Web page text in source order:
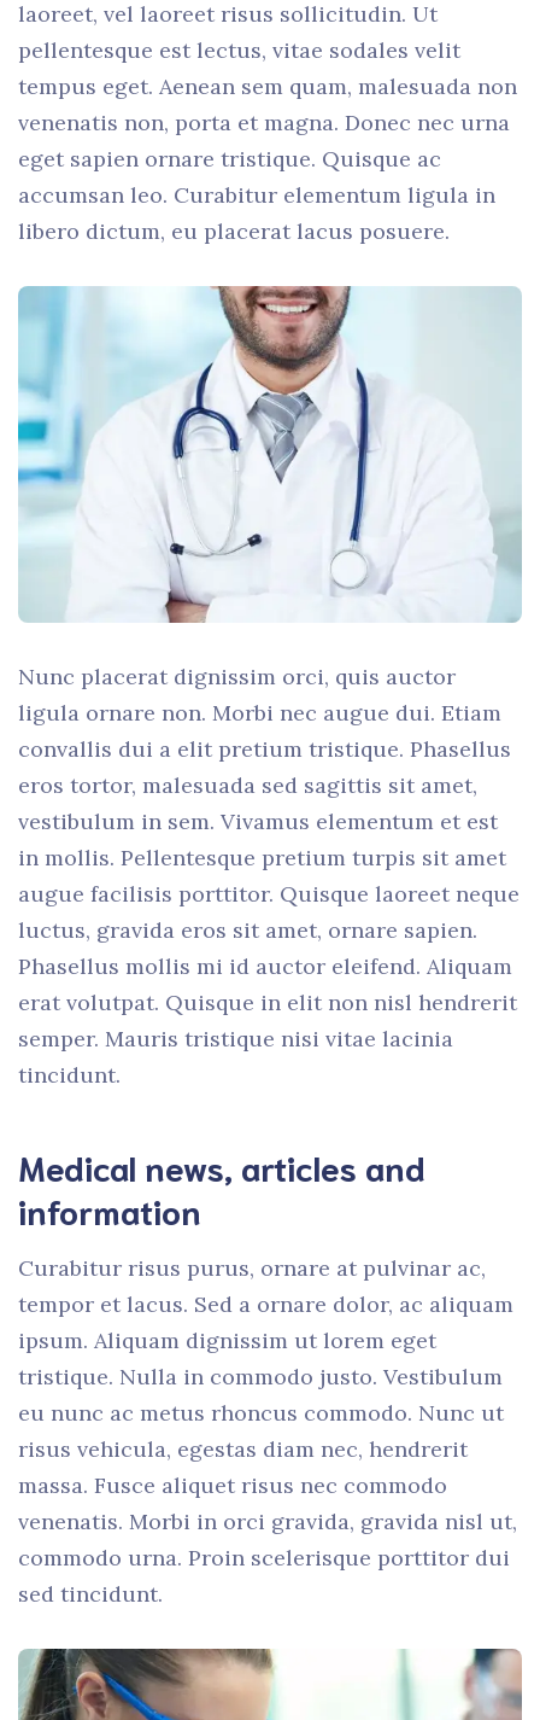
laoreet, vel laoreet risus sollicitudin. Ut
pellentesque est lectus, vitae sodales velit
tempus eget. Aenean sem quam, malesuada non
venenatis non, porta et magna. Donec nec urna
eget sapien ornare tristique. Quisque ac
accumsan leo. Curabitur elementum ligula in
libero dictum, eu placerat lacus posuere.
Nunc placerat dignissim orci, quis auctor
ligula ornare non. Morbi nec augue dui. Etiam
convallis dui a elit pretium tristique. Phasellus
eros tortor, malesuada sed sagittis sit amet,
vestibulum in sem. Vivamus elementum et est
in mollis. Pellentesque pretium turpis sit amet
augue facilisis porttitor. Quisque laoreet neque
luctus, gravida eros sit amet, ornare sapien.
Phasellus mollis mi id auctor eleifend. Aliquam
erat volutpat. Quisque in elit non nisl hendrerit
semper. Mauris tristique nisi vitae lacinia
tincidunt.
Medical news, articles and
information
Curabitur risus purus, ornare at pulvinar ac,
tempor et lacus. Sed a ornare dolor, ac aliquam
ipsum. Aliquam dignissim ut lorem eget
tristique. Nulla in commodo justo. Vestibulum
eu nunc ac metus rhoncus commodo. Nunc ut
risus vehicula, egestas diam nec, hendrerit
massa. Fusce aliquet risus nec commodo
venenatis. Morbi in orci gravida, gravida nisl ut,
commodo urna. Proin scelerisque porttitor dui
sed tincidunt.